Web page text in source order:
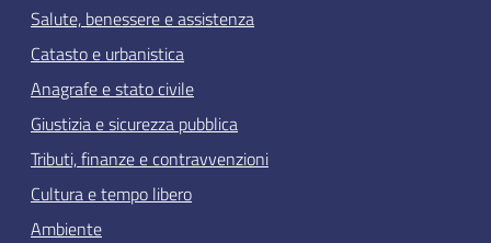
Salute, benessere e assistenza
Catasto e urbanistica
Anagrafe e stato civile
Giustizia e sicurezza pubblica
Tributi, finanze e contravvenzioni
Cultura e tempo libero
Ambiente